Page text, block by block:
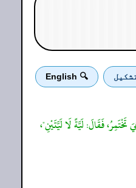
🔍 English
فَقَالَ: لَيَّةً لَا لَيَّتَيْنِ"،